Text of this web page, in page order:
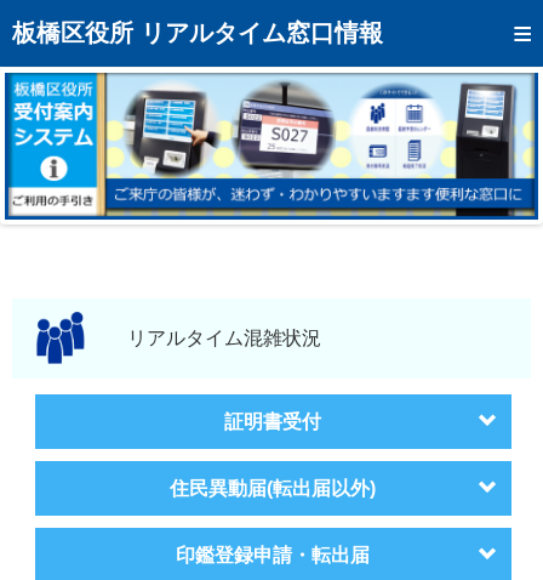
板橋区役所 リアルタイム窓口情報
トップページへ
混雑予想カレンダー
リアルタイム混雑状況
リアルタイム受付番号状況
メール通知登録
モバイルサイトリアルタイム混雑状況
証明書受付
住民異動届(転出届以外)
印鑑登録申請・転出届